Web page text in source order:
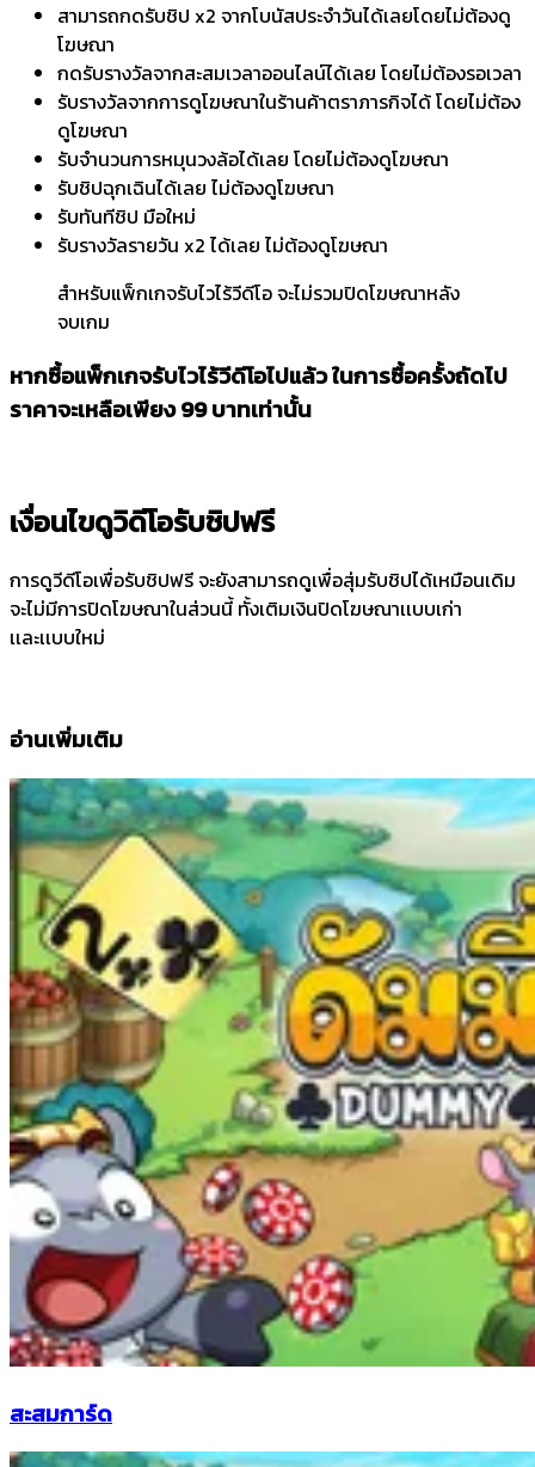
สามารถกดรับชิป x2 จากโบนัสประจำวันได้เลยโดยไม่ต้องดู
โฆษณา
กดรับรางวัลจากสะสมเวลาออนไลน์ได้เลย โดยไม่ต้องรอเวลา
รับรางวัลจากการดูโฆษณาในร้านค้าตราภารกิจได้ โดยไม่ต้อง
ดูโฆษณา
รับจำนวนการหมุนวงล้อได้เลย โดยไม่ต้องดูโฆษณา
รับชิปฉุกเฉินได้เลย ไม่ต้องดูโฆษณา
รับทันทีชิป มือใหม่
รับรางวัลรายวัน x2 ได้เลย ไม่ต้องดูโฆษณา
สำหรับแพ็กเกจรับไวไร้วีดีโอ จะไม่รวมปิดโฆษณาหลัง
จบเกม
หากซื้อแพ็กเกจรับไวไร้วีดีโอไปแล้ว ในการซื้อครั้งถัดไป
ราคาจะเหลือเพียง99บาทเท่านั้น
เงื่อนไขดูวิดีโอรับชิปฟรี
การดูวีดีโอเพื่อรับชิปฟรี จะยังสามารถดูเพื่อสุ่มรับชิปได้เหมือนเดิม
จะไม่มีการปิดโฆษณาในส่วนนี้ ทั้งเติมเงินปิดโฆษณาเเบบเก่า
เเละเเบบใหม่
อ่านเพิ่มเติม
สะสมการ์ด